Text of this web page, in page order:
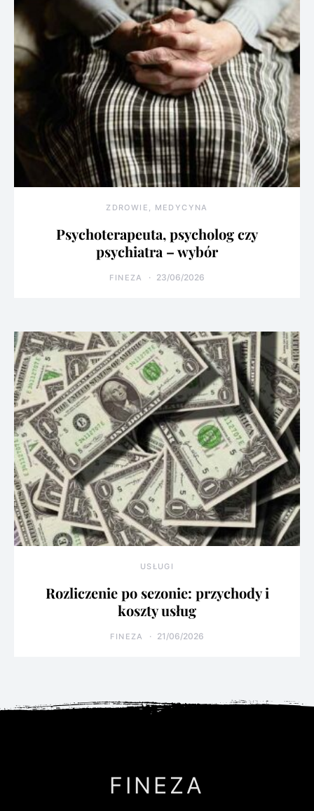
ZDROWIE, MEDYCYNA
Psychoterapeuta, psycholog czy
psychiatra – wybór
FINEZA 23/06/2026
USŁUGI
Rozliczenie po sezonie: przychody i
koszty usług
FINEZA 21/06/2026
FINEZA